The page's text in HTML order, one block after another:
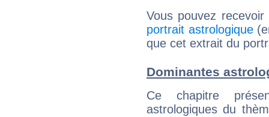
Vous pouvez
portrait astrologique
que cet extrait du
Dominantes
Ce chapitre
astrologiques du